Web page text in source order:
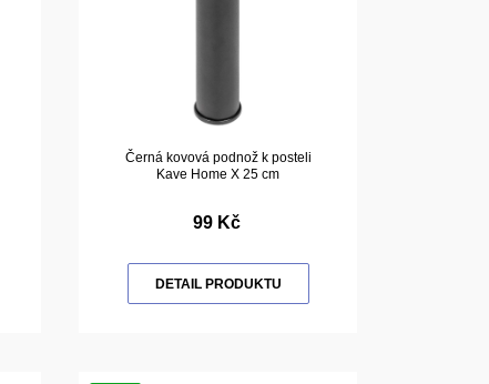
Černá kovová podnož k posteli
Kave Home X 25 cm
99 Kč
DETAIL PRODUKTU